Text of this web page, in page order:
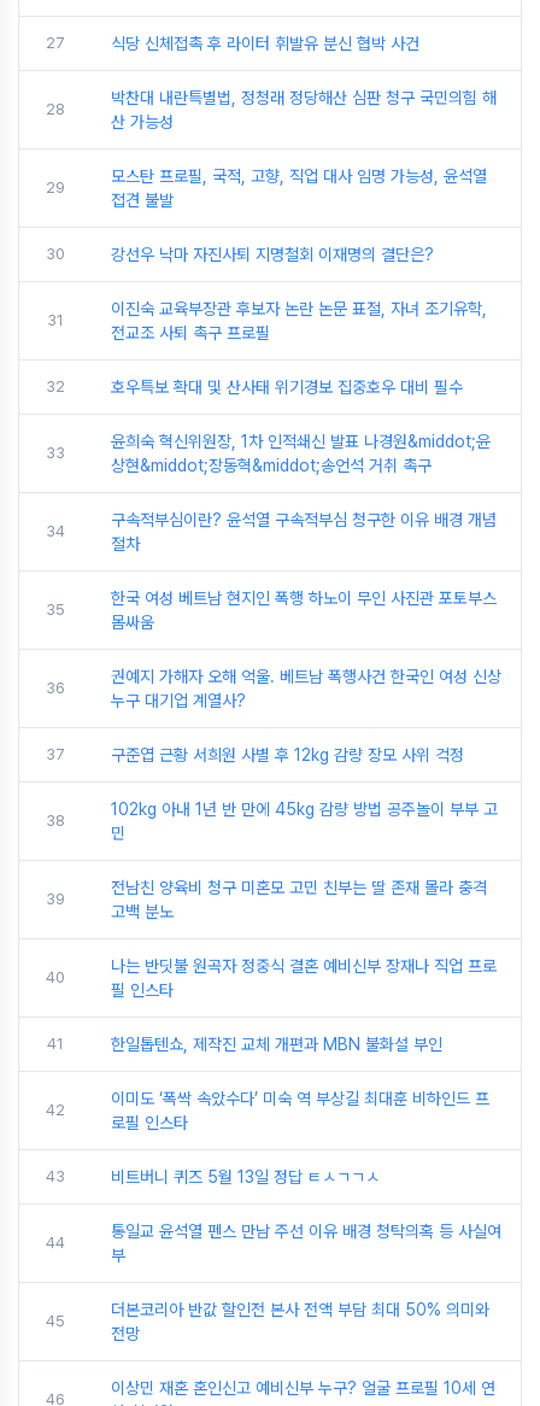
27 식당 신체접촉 후 라이터 휘발유 분신 협박 사건
28
박찬대 내란특별법, 정청래 정당해산 심판 청구 국민의힘 해
산 가능성
29
모스탄 프로필, 국적, 고향, 직업 대사 임명 가능성, 윤석열
접견 불발
30 강선우 낙마 자진사퇴 지명철회 이재명의 결단은?
31
이진숙 교육부장관 후보자 논란 논문 표절, 자녀 조기유학,
전교조 사퇴 촉구 프로필
32 호우특보 확대 및 산사태 위기경보 집중호우 대비 필수
33
윤희숙 혁신위원장, 1차 인적쇄신 발표 나경원&middot;윤
상현&middot;장동혁&middot;송언석 거취 촉구
34
구속적부심이란? 윤석열 구속적부심 청구한 이유 배경 개념
절차
35
한국 여성 베트남 현지인 폭행 하노이 무인 사진관 포토부스
몸싸움
36
권예지 가해자 오해 억울. 베트남 폭행사건 한국인 여성 신상
누구 대기업 계열사?
37 구준엽 근황 서희원 사별 후 12kg 감량 장모 사위 걱정
38
102kg 아내 1년 반 만에 45kg 감량 방법 공주놀이 부부 고
민
39
전남친 양육비 청구 미혼모 고민 친부는 딸 존재 몰라 충격
고백 분노
40
나는 반딧불 원곡자 정중식 결혼 예비신부 장재나 직업 프로
필 인스타
41 한일톱텐쇼, 제작진 교체 개편과 MBN 불화설 부인
42
이미도 ‘폭싹 속았수다’ 미숙 역 부상길 최대훈 비하인드 프
로필 인스타
43 비트버니 퀴즈 5월 13일 정답 ㅌㅅㄱㄱㅅ
44
통일교 윤석열 펜스 만남 주선 이유 배경 청탁의혹 등 사실여
부
45
더본코리아 반값 할인전 본사 전액 부담 최대 50% 의미와
전망
46
이상민 재혼 혼인신고 예비신부 누구? 얼굴 프로필 10세 연